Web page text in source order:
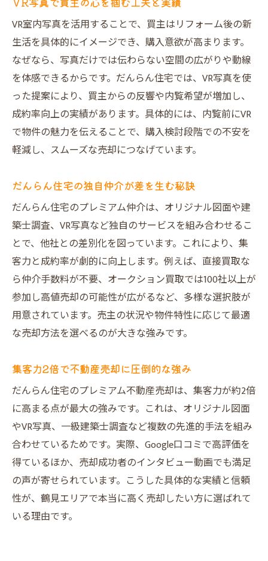
VR室内写真を活用することで、買主はリフォーム後の新
生活を具体的にイメージでき、購入意欲が高まります。
なぜなら、写真だけでは伝わらない空間の広がりや動線
を体感できるからです。だんらん住宅では、VR写真を使
った提案により、買主からの反響や内覧希望が増加し、
成約率向上の実績があります。具体的には、内覧前にVR
で物件の魅力を伝えることで、購入検討段階での不安を
軽減し、スムーズな売却につなげています。
だんらん住宅の独自仲介が差を生む秘訣
だんらん住宅のプレミアム仲介は、オリジナル図面や建
築士調査、VR写真など独自のサービスを組み合わせるこ
とで、他社との差別化を図っています。これにより、集
客力と成約率が劇的に向上します。例えば、直接買取な
ら仲介手数料が不要、オークション買取では100社以上が
参加し高値売却の可能性が広がるなど、多様な選択肢が
用意されています。売主の状況や物件特性に応じて最適
な売却方法を選べるのが大きな強みです。
集客力2倍で不動産売却に圧倒的な強み
だんらん住宅のプレミアム不動産売却は、集客力が約2倍
に高まる点が最大の強みです。これは、オリジナル図面
やVR写真、一級建築士調査など複数の先進的手法を組み
合わせているためです。実際、Google口コミで高評価を
得ているほか、売却成功者のインタビュー動画でも満足
の声が寄せられています。こうした具体的な実績と信頼
性が、鶴見エリアで本当に高く売却したい方に選ばれて
いる理由です。